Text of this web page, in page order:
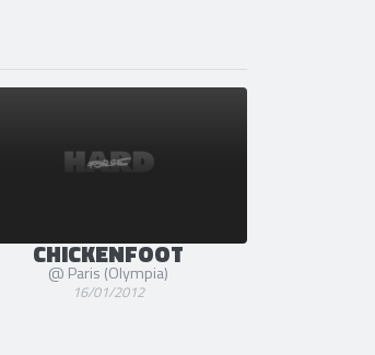
CHICKENFOOT
@ Paris (Olympia)
16/01/2012